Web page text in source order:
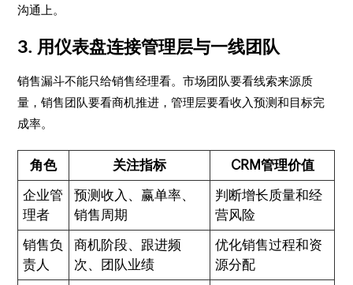
沟通上。
3. 用仪表盘连接管理层与一线团队
销售漏斗不能只给销售经理看。市场团队要看线索来源质
量，销售团队要看商机推进，管理层要看收入预测和目标完
成率。
角色 关注指标
CRM管理价值
企业管
理者
预测收入、赢单率、
销售周期
判断增长质量和经
营风险
销售负
责人
商机阶段、跟进频
次、团队业绩
优化销售过程和资
源分配